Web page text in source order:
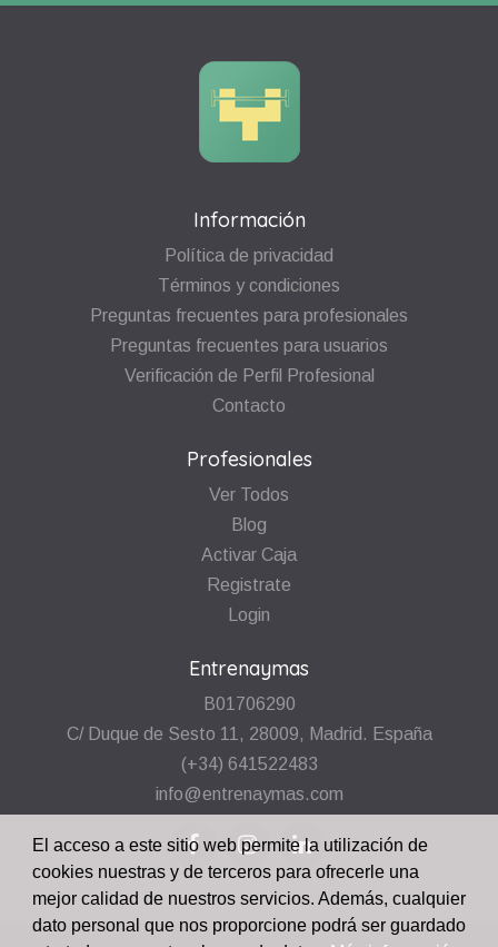
Información
Política de privacidad
Términos y condiciones
Preguntas frecuentes para profesionales
Preguntas frecuentes para usuarios
Verificación de Perfil Profesional
Contacto
Profesionales
Ver Todos
Blog
Activar Caja
Registrate
Login
Entrenaymas
B01706290
C/ Duque de Sesto 11, 28009, Madrid. España
(+34) 641522483
info@entrenaymas.com
El acceso a este sitio web permite la utilización de
cookies nuestras y de terceros para ofrecerle una
mejor calidad de nuestros servicios. Además, cualquier
dato personal que nos proporcione podrá ser guardado